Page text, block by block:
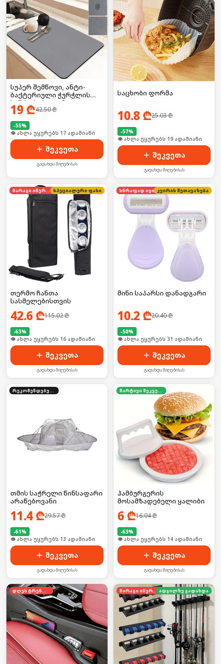
სუპერ შემწოვი, ანტი-
ბაქტერიული ჭურჭლის
საშრობი ხალიჩა
19 ₾42.50₾
-55%
🛒 ბოლო 24სთ-ში იყიდა 26-მა
შეკვეთა
გადახდა მიღებისას
საცხობი ფორმა
10.8 ₾25.03₾
-57%
🛒 ბოლო 24სთ-ში იყიდა 31-მა
შეკვეთა
გადახდა მიღებისას
სპეციალური ფასი
თერმო ჩანთა
სასმელებისთვის
42.6 ₾115.02₾
-63%
🛒 ბოლო 24სთ-ში იყიდა 25-მა
შეკვეთა
გადახდა მიღებისას
სწრაფად იყიდება
კვირის შეთავაზება
მინი საპარსი დანადგარი
10.2 ₾20.40₾
-50%
🛒 ბოლო 24სთ-ში იყიდა 46-მა
შეკვეთა
გადახდა მიღებისას
თმის საჭრელი წინსაფარი
არაწებოვანი
11.4₾29.57₾
-61%
🛒 ბოლო 24სთ-ში იყიდა 16-მა
შეკვეთა
გადახდა მიღებისას
ჰამბურგერის
მოსამზადებელი ყალიბი
6 ₾16.04₾
-63%
🛒 ბოლო 24სთ-ში იყიდა 18-მა
შეკვეთა
გადახდა მიღებისას
მარაგი იწურება ადგილზე გადახდა